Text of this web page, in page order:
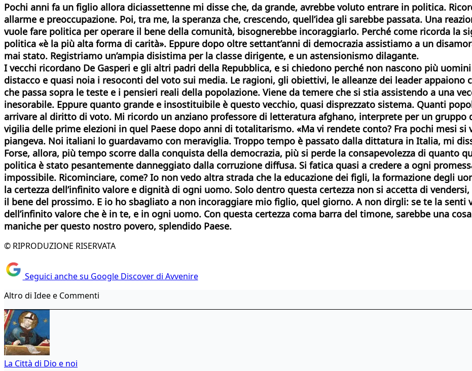
Pochi anni fa un figlio allora diciassettenne mi disse che, da grande, avrebbe voluto entrare in politica.
allarme e preoccupazione. Poi, tra me, la speranza che, crescendo, quell’idea gli sarebbe passata. Una
vuole fare politica per operare il bene della comunità, bisognerebbe incoraggiarlo. Perché come ricorda la
politica «è la più alta forma di carità». Eppure dopo oltre settant’anni di democrazia assistiamo a un
mai stato. Registriamo un’ampia disistima per la classe dirigente, e un astensionismo dilagante.
I vecchi ricordano De Gasperi e gli altri padri della Repubblica, e si chiedono perché non nascono più
distacco e quasi noia i resoconti del voto sui media. Le ragioni, gli obiettivi, le alleanze dei leader appaiono
che passa sopra le teste e i pensieri reali della popolazione. Viene da temere che si stia assistendo a una
inesorabile. Eppure quanto grande e insostituibile è questo vecchio, quasi disprezzato sistema. Quanti
arrivare al diritto di voto. Mi ricordo un anziano professore di letteratura afghano, interprete per un
vigilia delle prime elezioni in quel Paese dopo anni di totalitarismo. «Ma vi rendete conto? Fra pochi mesi si
piangeva. Noi italiani lo guardavamo con meraviglia. Troppo tempo è passato dalla dittatura in Italia, mi
Forse, allora, più tempo scorre dalla conquista della democrazia, più si perde la consapevolezza di quanto
politica è stato pesantemente danneggiato dalla corruzione diffusa. Si fatica quasi a credere a ogni
impossibile. Ricominciare, come? Io non vedo altra strada che la educazione dei figli, la formazione degli
la certezza dell’infinito valore e dignità di ogni uomo. Solo dentro questa certezza non si accetta di
il bene del prossimo. E io ho sbagliato a non incoraggiare mio figlio, quel giorno. A non dirgli: se te la
dell’infinito valore che è in te, e in ogni uomo. Con questa certezza coma barra del timone, sarebbe una
maniche per questo nostro povero, splendido Paese.
© RIPRODUZIONE RISERVATA
Seguici anche su Google Discover di Avvenire
Altro di Idee e Commenti
La Città di Dio e noi